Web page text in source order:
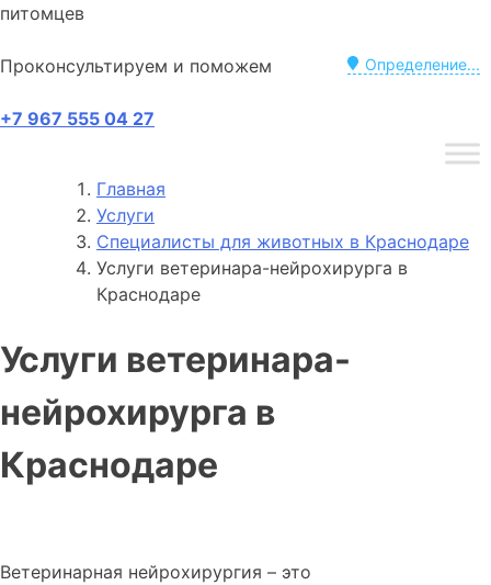
питомцев
Определение...
Проконсультируем и поможем
+7 967 555 04 27
Главная
Услуги
Специалисты для животных в Краснодаре
Услуги ветеринара-нейрохирурга в
Краснодаре
Услуги ветеринара-
нейрохирурга в
Краснодаре
Ветеринарная нейрохирургия – это